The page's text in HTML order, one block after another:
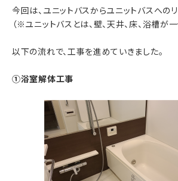
今回は、ユニットバスからユニットバスへのリ
（※ユニットバスとは、壁、天井、床、浴槽が
以下の流れで、工事を進めていきました。
①浴室解体工事